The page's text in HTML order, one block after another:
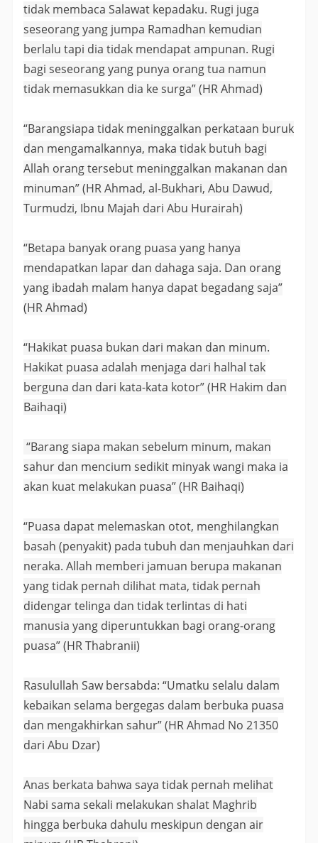
tidak membaca Salawat kepadaku. Rugi juga
seseorang yang jumpa Ramadhan kemudian
berlalu tapi dia tidak mendapat ampunan. Rugi
bagi seseorang yang punya orang tua namun
tidak memasukkan dia ke surga” (HR Ahmad)
“Barangsiapa tidak meninggalkan perkataan buruk
dan mengamalkannya, maka tidak butuh bagi
Allah orang tersebut meninggalkan makanan dan
minuman” (HR Ahmad, al-Bukhari, Abu Dawud,
Turmudzi, Ibnu Majah dari Abu Hurairah)
“Betapa banyak orang puasa yang hanya
mendapatkan lapar dan dahaga saja. Dan orang
yang ibadah malam hanya dapat begadang saja”
(HR Ahmad)
“Hakikat puasa bukan dari makan dan minum.
Hakikat puasa adalah menjaga dari halhal tak
berguna dan dari kata-kata kotor” (HR Hakim dan
Baihaqi)
“Barang siapa makan sebelum minum, makan
sahur dan mencium sedikit minyak wangi maka ia
akan kuat melakukan puasa” (HR Baihaqi)
“Puasa dapat melemaskan otot, menghilangkan
basah (penyakit) pada tubuh dan menjauhkan dari
neraka. Allah memberi jamuan berupa makanan
yang tidak pernah dilihat mata, tidak pernah
didengar telinga dan tidak terlintas di hati
manusia yang diperuntukkan bagi orang-orang
puasa” (HR Thabranii)
Rasulullah Saw bersabda: “Umatku selalu dalam
kebaikan selama bergegas dalam berbuka puasa
dan mengakhirkan sahur” (HR Ahmad No 21350
dari Abu Dzar)
Anas berkata bahwa saya tidak pernah melihat
Nabi sama sekali melakukan shalat Maghrib
hingga berbuka dahulu meskipun dengan air